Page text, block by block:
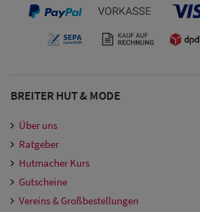
Baseball
Sale: Army
Caps
Sale:
Trucker
Caps
BREITER HUT & MODE
Über uns
Ratgeber
Hutmacher Kurs
Gutscheine
Vereins & Großbestellungen